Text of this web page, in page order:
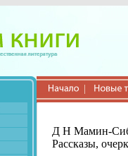
Д Н Мамин-
Рассказы,